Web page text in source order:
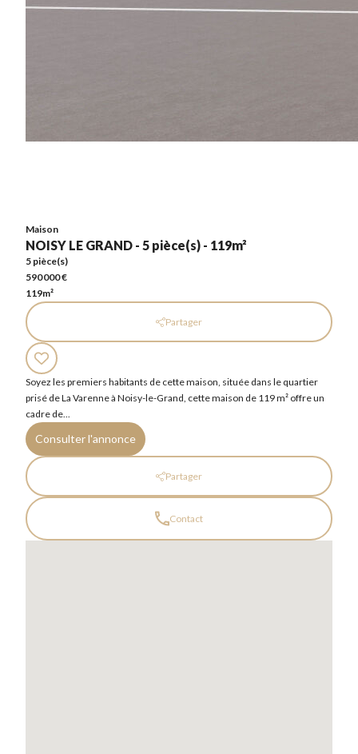
Maison
NOISY LE GRAND - 5 pièce(s) - 119m²
5 pièce(s)
590 000 €
119m²
Partager
Soyez les premiers habitants de cette maison, située dans le quartier
prisé de La Varenne à Noisy-le-Grand, cette maison de 119 m² offre un
cadre de...
Consulter l'annonce
Partager
Contact